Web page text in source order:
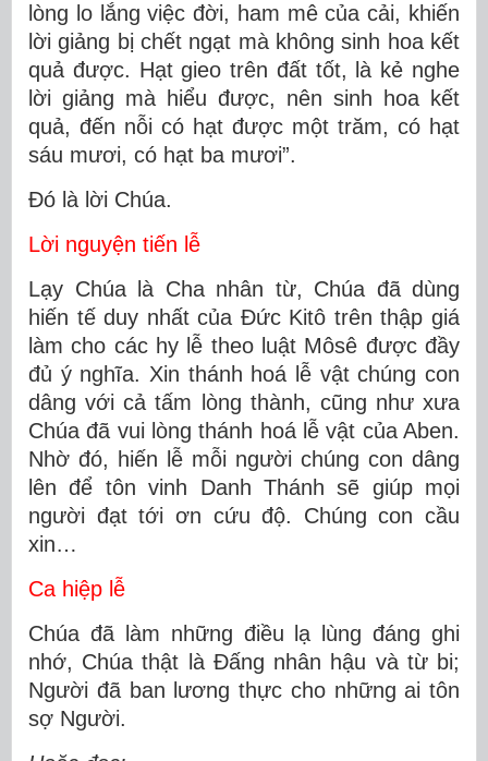
lòng lo lắng việc đời, ham mê của cải, khiến
lời giảng bị chết ngạt mà không sinh hoa kết
quả được. Hạt gieo trên đất tốt, là kẻ nghe
lời giảng mà hiểu được, nên sinh hoa kết
quả, đến nỗi có hạt được một trăm, có hạt
sáu mươi, có hạt ba mươi”.
Ðó là lời Chúa.
Lời nguyện tiến lễ
Lạy Chúa là Cha nhân từ, Chúa đã dùng
hiến tế duy nhất của Ðức Kitô trên thập giá
làm cho các hy lễ theo luật Môsê được đầy
đủ ý nghĩa. Xin thánh hoá lễ vật chúng con
dâng với cả tấm lòng thành, cũng như xưa
Chúa đã vui lòng thánh hoá lễ vật của Aben.
Nhờ đó, hiến lễ mỗi người chúng con dâng
lên để tôn vinh Danh Thánh sẽ giúp mọi
người đạt tới ơn cứu độ. Chúng con cầu
xin…
Ca hiệp lễ
Chúa đã làm những điều lạ lùng đáng ghi
nhớ, Chúa thật là Đấng nhân hậu và từ bi;
Người đã ban lương thực cho những ai tôn
sợ Người.